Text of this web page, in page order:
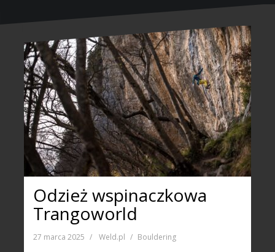
Odzież wspinaczkowa
Trangoworld
27 marca 2025 Weld.pl Bouldering